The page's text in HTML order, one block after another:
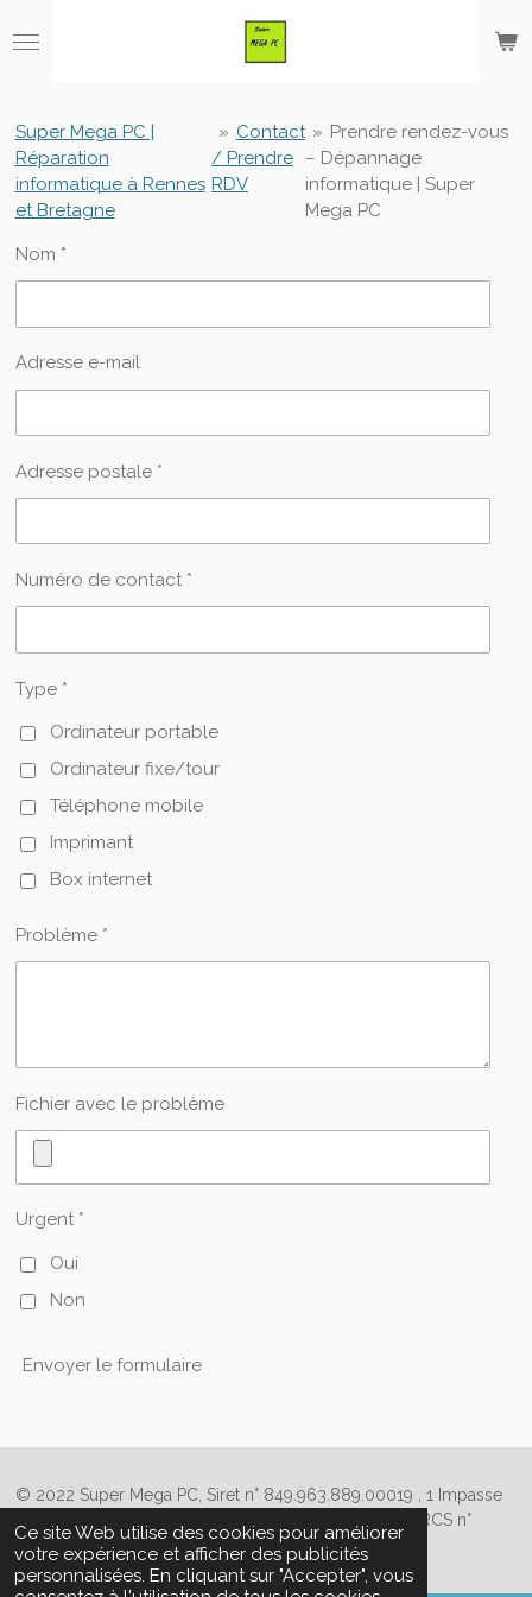
Ce site Web utilise des cookies pour améliorer
votre expérience et afficher des publicités
personnalisées. En cliquant sur "Accepter", vous
au
Super Mega PC |
Réparation
informatique à Rennes
et Bretagne
» Contact
/ Prendre
RDV
» Prendre rendez-vous
– Dépannage
informatique | Super
Mega PC
Nom *
Adresse e-mail
Adresse postale *
Numéro de contact *
Type *
Ordinateur portable
Ordinateur fixe/tour
Téléphone mobile
Imprimant
Box internet
Problème *
Fichier avec le problème
Urgent *
Oui
Non
Envoyer le formulaire
© 2022 Super Mega PC, Siret n° 849.963.889.00019 , 1 Impasse
des Maizières, 35160 Le Verger Immatriculation au RCS n°
849963889 R.C.S Rennes